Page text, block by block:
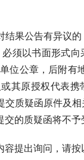
结果公告有异议
须以书面形式
位公章，后附有
其原授权代表携
交质疑函原件及
的质疑函将不予
容提出询问，请